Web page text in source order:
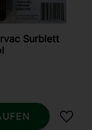
Surblett
Zu